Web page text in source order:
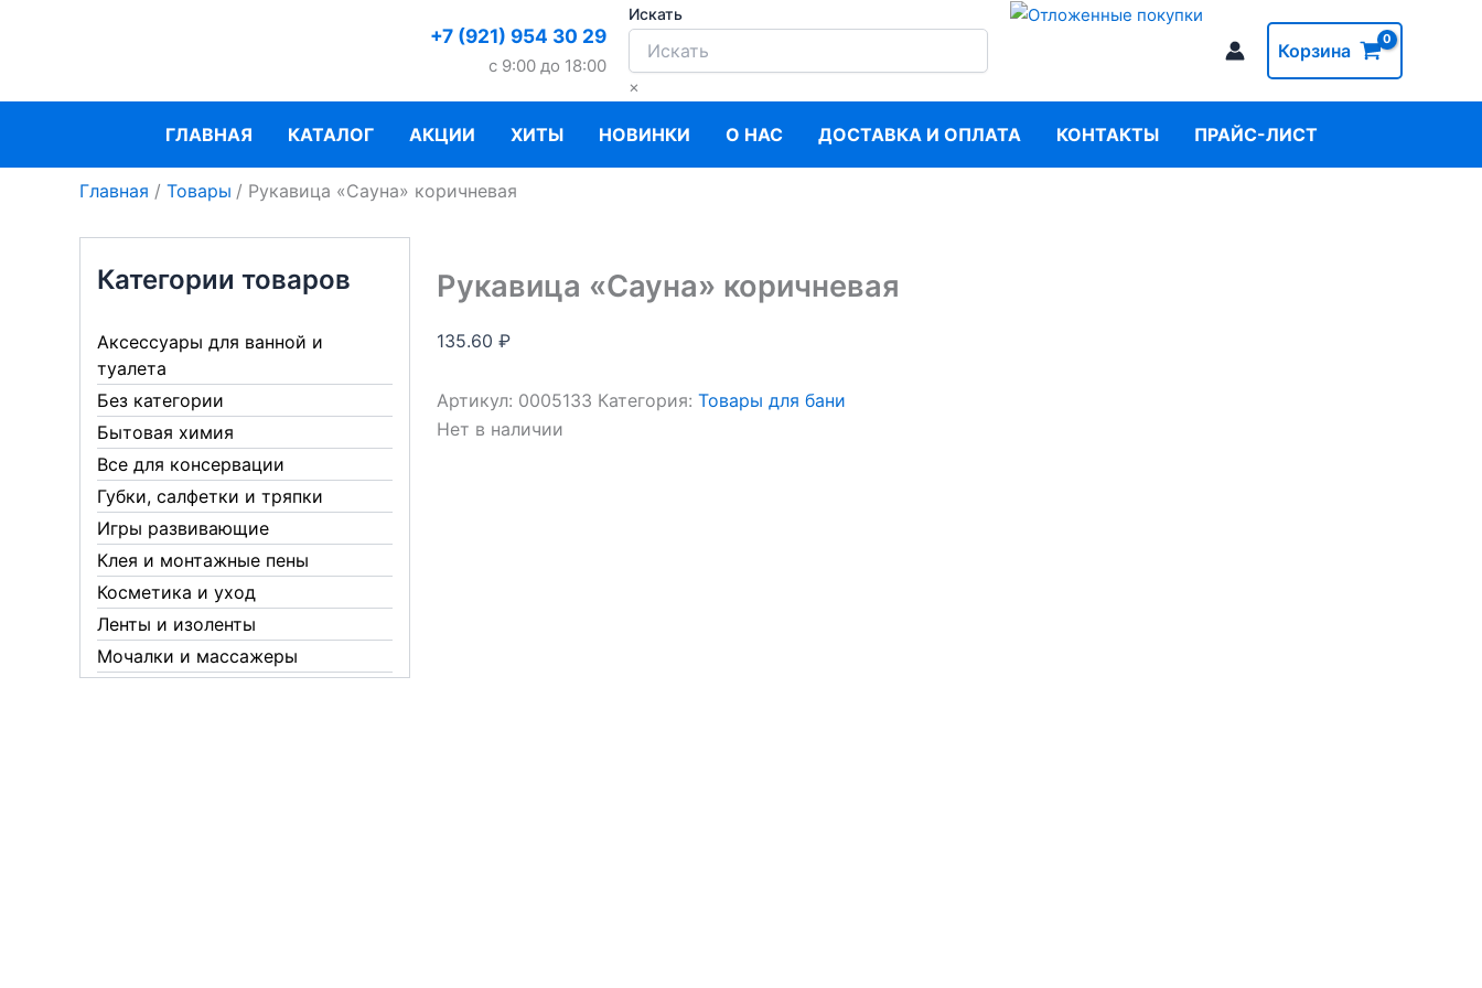
+7 (921) 954 30 29
c 9:00 до 18:00
Искать
×
Корзина
ГЛАВНАЯ КАТАЛОГ АКЦИИ ХИТЫ НОВИНКИ О НАС ДОСТАВКА И ОПЛАТА КОНТАКТЫ ПРАЙС-ЛИСТ
Главная Товары Рукавица «Сауна» коричневая
Категории товаров
Аксессуары для ванной и
туалета
Без категории
Бытовая химия
Все для консервации
Губки, салфетки и тряпки
Игры развивающие
Клея и монтажные пены
Косметика и уход
Ленты и изоленты
Мочалки и массажеры
Рукавица «Сауна» коричневая
135.60 ₽
Артикул: 0005133 Категория: Товары для бани
Нет в наличии